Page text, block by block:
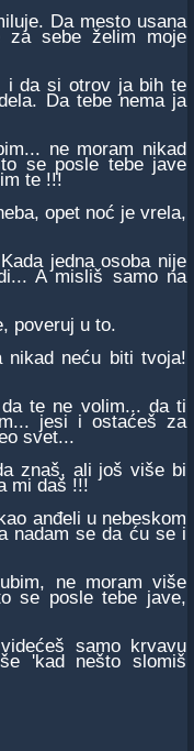
Da mesto usana
sebe želim moje
i da si otrov ja bih te
Da tebe nema ja
ne moram nikad
se posle tebe jave
te !!!
opet noć je vrela,
jedna osoba nije
A misliš samo na
poveruj u to.
nikad neću biti tvoja!
te ne volim... da ti
jesi i ostaćeš za
svet...
znaš, ali još više bi
mi daš !!!
anđeli u nebeskom
nadam se da ću se i
ne moram više
se posle tebe jave,
samo krvavu
'kad nešto slomiš